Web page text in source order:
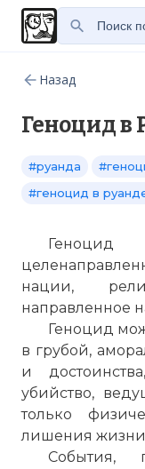
Назад
Геноцид в
#руанда
#геноцид в
нации,
направленное
Геноцид
в грубой,
и
убийство,
только
лишения
События,